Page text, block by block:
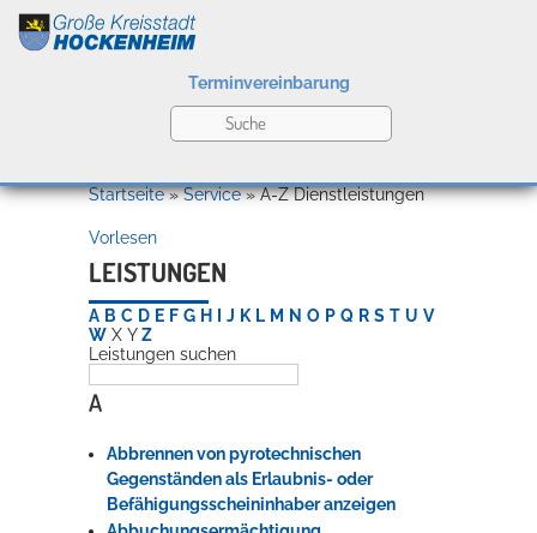
Kultur
Bildung
Wirtschaft
Terminvereinbarung
Willkommen in Hockenheim
Startseite»Service»A-Z Dienstleistungen
Vorlesen
LEISTUNGEN
A B C D E F G H J K L M N O P Q R S T U V
W X Y Z
Leistungen suchen
A
Abbrennen von pyrotechnischen
Gegenständen als Erlaubnis- oder
Befähigungsscheininhaber anzeigen